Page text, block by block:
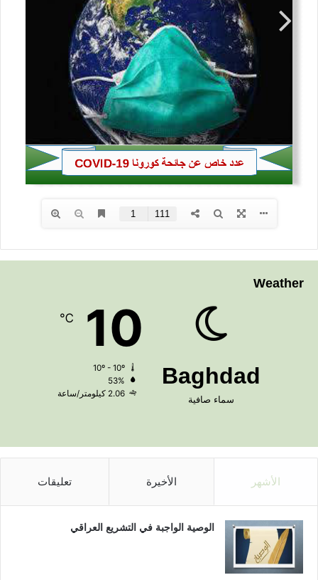
Weather
Baghdad
سماء صافية
10
℃
53%
2.06 كيلومتر/ساعة
الأشهر الأخيرة تعليقات
الوصية الواجبة في التشريع العراقي